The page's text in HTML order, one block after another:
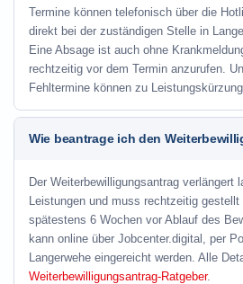
Termine können telefonisch über die
direkt bei der zuständigen Stelle in
Eine Absage ist auch ohne
rechtzeitig vor dem Termin anzurufen.
Fehltermine können zu
Wie beantrage ich den
Der Weiterbewilligungsantrag verlängert
Leistungen und muss rechtzeitig gestellt
spätestens 6 Wochen vor Ablauf des
kann online über Jobcenter.digital, per
Langerwehe eingereicht werden. Alle
Weiterbewilligungsantrag-Ratgeber.